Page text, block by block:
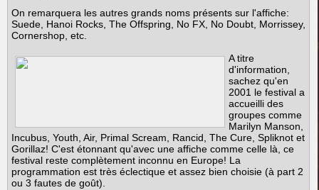
On remarquera les autres grands noms présents sur l'affiche:
Suede, Hanoi Rocks, The Offspring, No FX, No Doubt, Morrissey,
Cornershop, etc.
A titre
d'information,
sachez qu'en
2001 le festival a
accueilli des
groupes comme
Marilyn Manson,
Incubus, Youth, Air, Primal Scream, Rancid, The Cure, Spliknot et
Gorillaz! C'est étonnant qu'avec une affiche comme celle là, ce
festival reste complètement inconnu en Europe! La
programmation est très éclectique et assez bien choisie (à part 2
ou 3 fautes de goût).